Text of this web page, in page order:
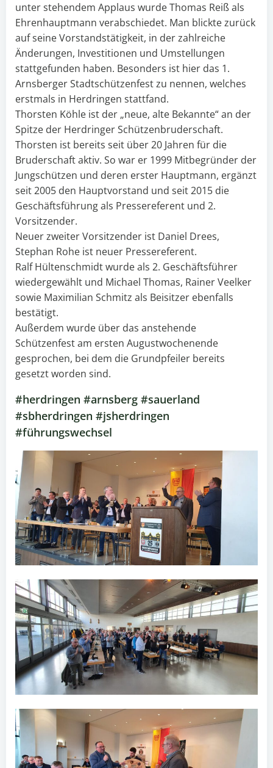
unter stehendem Applaus wurde Thomas Reiß als
Ehrenhauptmann verabschiedet. Man blickte zurück
auf seine Vorstandstätigkeit, in der zahlreiche
Änderungen, Investitionen und Umstellungen
stattgefunden haben. Besonders ist hier das 1.
Arnsberger Stadtschützenfest zu nennen, welches
erstmals in Herdringen stattfand.
Thorsten Köhle ist der „neue, alte Bekannte“ an der
Spitze der Herdringer Schützenbruderschaft.
Thorsten ist bereits seit über 20 Jahren für die
Bruderschaft aktiv. So war er 1999 Mitbegründer der
Jungschützen und deren erster Hauptmann, ergänzt
seit 2005 den Hauptvorstand und seit 2015 die
Geschäftsführung als Pressereferent und 2.
Vorsitzender.
Neuer zweiter Vorsitzender ist Daniel Drees,
Stephan Rohe ist neuer Pressereferent.
Ralf Hültenschmidt wurde als 2. Geschäftsführer
wiedergewählt und Michael Thomas, Rainer Veelker
sowie Maximilian Schmitz als Beisitzer ebenfalls
bestätigt.
Außerdem wurde über das anstehende
Schützenfest am ersten Augustwochenende
gesprochen, bei dem die Grundpfeiler bereits
gesetzt worden sind.
#herdringen #arnsberg #sauerland
#sbherdringen #jsherdringen
#führungswechsel